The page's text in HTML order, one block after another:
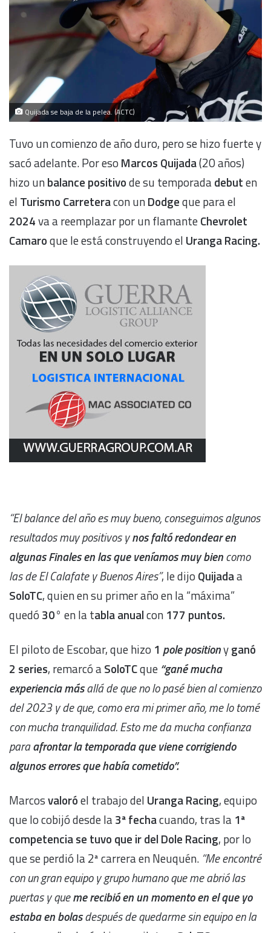
Quijada se baja de la pelea. (ACTC)
Tuvo un comienzo de año duro, pero se hizo fuerte y
sacó adelante. Por eso Marcos Quijada(20 años)
hizo unbalance positivode su temporadadebuten
el Turismo Carreteracon unDodgeque para el
2024va a reemplazar por un flamanteChevrolet
Camaroque le está construyendo el Uranga Racing.
“El balance del año es muy bueno, conseguimos algunos
resultados muy positivos ynos faltó redondear en
algunas Finales en las que veníamos muy biencomo
las de El Calafate y Buenos Aires”, le dijo Quijadaa
SoloTC, quien en su primer año en la “máxima”
quedó 30° en la tabla anualcon 177 puntos.
El piloto de Escobar, que hizo 1 pole positionyganó
2 series, remarcó aSoloTCque “gané mucha
experiencia másallá de que no lo pasé bien al comienzo
del 2023 y de que, como era mi primer año, me lo tomé
con mucha tranquilidad. Esto me da mucha confianza
paraafrontar la temporada que viene corrigiendo
algunos errores que había cometido”.
Marcosvaloróel trabajo del Uranga Racing, equipo
que lo cobijó desde la3ª fechacuando, tras la 1ª
competencia se tuvo que ir del Dole Racing, por lo
que se perdió la 2ª carrera en Neuquén. “Me encontré
con un gran equipo y grupo humano que me abrió las
puertas y queme recibió en un momento en el que yo
estaba en bolasdespués de quedarme sin equipo en la